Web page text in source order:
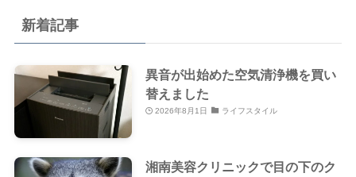
新着記事
異音が出始めた空気清浄機を買い
替えました
2026年8月1日 ライフスタイル
湘南美容クリニックで目の下のク